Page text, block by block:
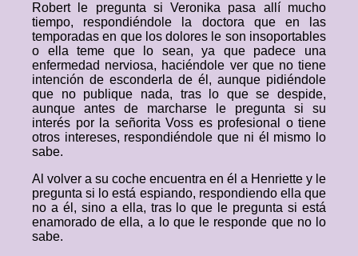
Robert le pregunta si Veronika pasa allí mucho
tiempo, respondiéndole la doctora que en las
temporadas en que los dolores le son insoportables
o ella teme que lo sean, ya que padece una
enfermedad nerviosa, haciéndole ver que no tiene
intención de esconderla de él, aunque pidiéndole
que no publique nada, tras lo que se despide,
aunque antes de marcharse le pregunta si su
interés por la señorita Voss es profesional o tiene
otros intereses, respondiéndole que ni él mismo lo
sabe.
Al volver a su coche encuentra en él a Henriette y le
pregunta si lo está espiando, respondiendo ella que
no a él, sino a ella, tras lo que le pregunta si está
enamorado de ella, a lo que le responde que no lo
sabe.